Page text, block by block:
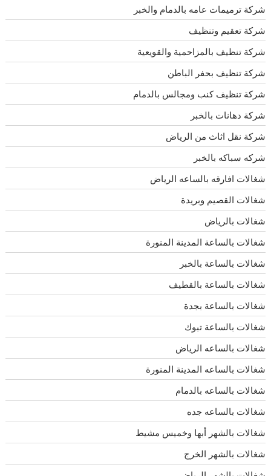
شركة ترميمات عامه بالدمام والخبر
شركة تعقيم وتنظيف
شركة تنظيف بالمزاحمية والقويعية
شركة تنظيف بحفر الباطن
شركة تنظيف كنب ومجالس بالدمام
شركة دهانات بالخبر
شركة نقل اثاث من الرياض
شركه سباكه بالخبر
شغالات افارقه بالساعه الرياض
شغالات القصيم وبريدة
شغالات بالرياض
شغالات بالساعة المدينة المنورة
شغالات بالساعة بالخبر
شغالات بالساعة بالقطيف
شغالات بالساعة بجدة
شغالات بالساعة تبوك
شغالات بالساعه الرياض
شغالات بالساعه المدينة المنورة
شغالات بالساعه بالدمام
شغالات بالساعه جده
شغالات بالشهر أبها وخميس مشيط
شغالات بالشهر الخرج